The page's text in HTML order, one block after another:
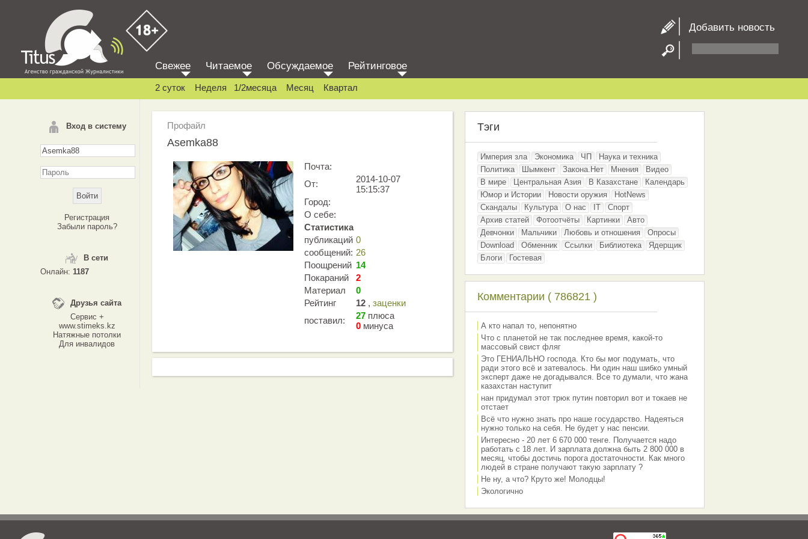
Добавить новость
Вход в систему
Регистрация
Забыли пароль?
В сети
Онлайн: 1187
Друзья сайта
Сервис +
www.stimeks.kz
Натяжные потолки
Для инвалидов
Свежее Читаемое Обсуждаемое Рейтинговое
2 суток Неделя 1/2месяца Месяц Квартал
Профайл
Asemka88
Почта:
От:
2014-10-07
15:15:37
Город:
О себе:
Статистика
публикаций 0
сообщений: 26
Поощрений 14
Покараний
2
Материал
0
Рейтинг
12 , заценки
поставил:
27 плюса
0 минуса
Тэги
Империя зла Экономика ЧП
Наука и техника
Политика
Шымкент Закона.Нет Мнения
Видео
В мире
Центральная Азия В Казахстане
Календарь
Юмор и Истории
Новости оружия
HotNews
Скандалы
Культура О нас IT
Спорт
Архив статей
Фотоотчёты Картинки
Авто
Девчонки
Мальчики Любовь и отношения
Опросы
Download
Обменник Ссылки Библиотека
Ядерщик
Блоги
Гостевая
Комментарии ( 786821 )
А кто напал то, непонятно
Что с планетой не так последнее время, какой-то
массовый свист фляг
Это ГЕНИАЛЬНО господа. Кто бы мог подумать, что
ради этого всё и затевалось. Ни один наш шибко умный
эксперт даже не догадывался. Все то думали, что жана
казахстан наступит
нан придумал этот трюк путин повторил вот и токаев не
отстает
Всё что нужно знать про наше государство. Надеяться
нужно только на себя. Не будет у нас пенсии.
Интересно - 20 лет 6 670 000 тенге. Получается надо
работать с 18 лет. И зарплата должна быть 2 800 000 в
месяц, чтобы достичь порога достаточности. Как много
людей в стране получают такую зарплату ?
Не ну, а что? Круто же! Молодцы!
Экологично